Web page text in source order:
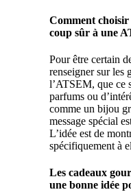
Comment
coup sûr à une
Pour être certain
renseigner sur les
l’ATSEM, que ce
parfums ou
comme un bijou
message spécial
L’idée est de
spécifiquement à
Les cadeaux
une bonne idée